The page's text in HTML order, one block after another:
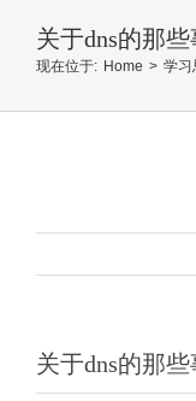
关于dns的那些
现在位于: Home > 学习
关于dns的那些